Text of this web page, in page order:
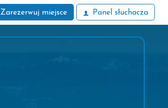
Zarezerwuj miejsce Panel słuchacza